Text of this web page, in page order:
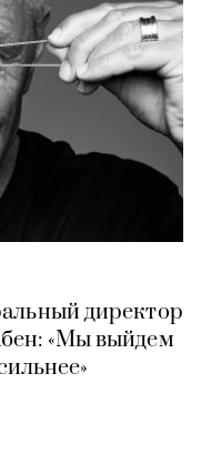
директор
«Мы выйдем